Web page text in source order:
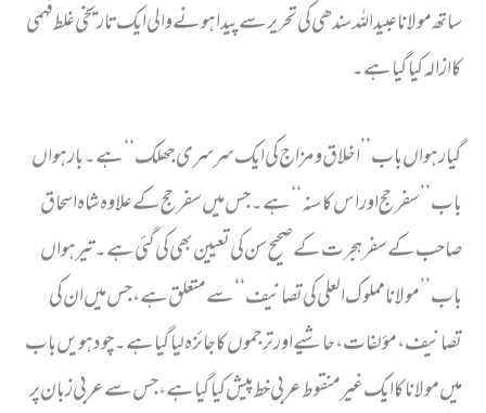
ساتھ مولانا عبید اللہ سندھی کی تحریر سے پیدا ہونے والی ایک تاریخی غلط فہمی
کا ازالہ کیا گیا ہے۔
گیارہواں باب ــ’’اخلاق ومزاج کی ایک سرسری جھلک ‘‘ ہے۔ بارہواں
باب ’’سفرحج اور اس کا سنہ ‘‘ ہے۔ جس میں سفر حج کے علاوہ شاہ اسحاق
صاحب کے سفر ہجرت کے صحیح سن کی تعیین بھی کی گئی ہے۔ تیرہواں
باب ’’ مولانا مملوک العلی کی تصانیف ‘‘ سے متعلق ہے ، جس میں ان کی
تصانیف ، مؤلفات، حاشیے اور ترجموں کا جائزہ لیا گیا ہے۔ چودہویں باب
میں مولانا کا ایک غیر منقوط عربی خط پیش کیا گیا ہے ، جس سے عربی زبان پر